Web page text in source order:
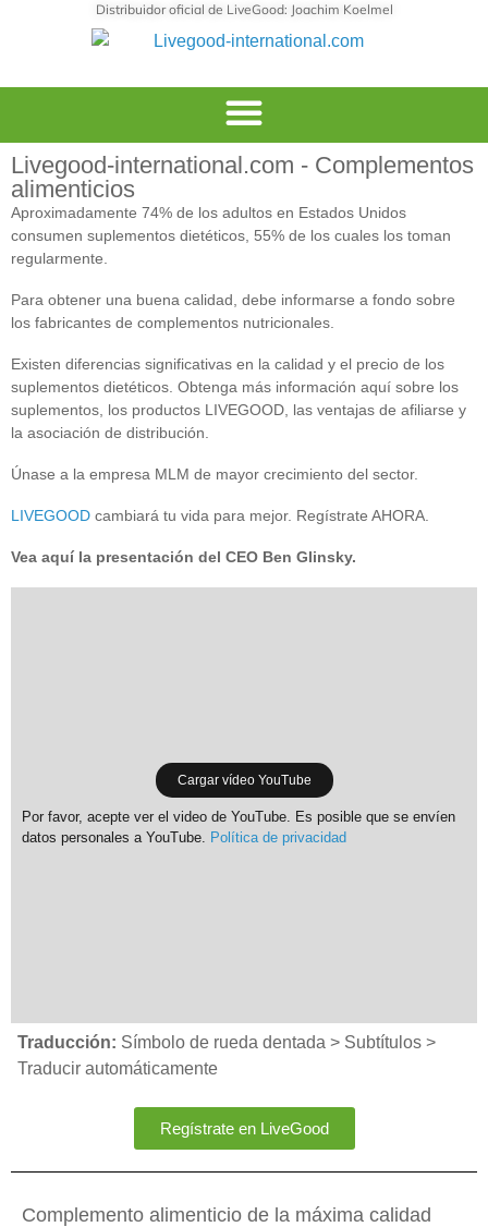
Distribuidor oficial de LiveGood: Joachim Koelmel
Livegood-international.com - Complementos
alimenticios
Aproximadamente 74% de los adultos en Estados Unidos
consumen suplementos dietéticos, 55% de los cuales los toman
regularmente.
Para obtener una buena calidad, debe informarse a fondo sobre
los fabricantes de complementos nutricionales.
Existen diferencias significativas en la calidad y el precio de los
suplementos dietéticos. Obtenga más información aquí sobre los
suplementos, los productos LIVEGOOD, las ventajas de afiliarse y
la asociación de distribución.
Únase a la empresa MLM de mayor crecimiento del sector.
LIVEGOOD cambiará tu vida para mejor. Regístrate AHORA.
Vea aquí la presentación del CEO Ben Glinsky.
Cargar vídeo YouTube
Por favor, acepte ver el video de YouTube. Es posible que se envíen
datos personales a YouTube.
Política de privacidad
Traducción: Símbolo de rueda dentada > Subtítulos >
Traducir automáticamente
Regístrate en LiveGood
Complemento alimenticio de la máxima calidad